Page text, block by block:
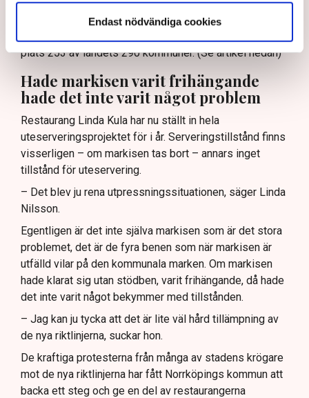
Endast nödvändiga cookies
ser på oss, säger Linda Nilsson och hänvisar till
Svenskt Näringslivs ranking av det lokala
plats 253 av landets 290 kommuner. (Se artikel nedan)
Hade markisen varit frihängande
hade det inte varit något problem
Restaurang Linda Kula har nu ställt in hela
uteserveringsprojektet för i år. Serveringstillstånd finns
visserligen – om markisen tas bort – annars inget
tillstånd för uteservering.
– Det blev ju rena utpressningssituationen, säger Linda
Nilsson.
Egentligen är det inte själva markisen som är det stora
problemet, det är de fyra benen som när markisen är
utfälld vilar på den kommunala marken. Om markisen
hade klarat sig utan stödben, varit frihängande, då hade
det inte varit något bekymmer med tillstånden.
– Jag kan ju tycka att det är lite väl hård tillämpning av
de nya riktlinjerna, suckar hon.
De kraftiga protesterna från många av stadens krögare
mot de nya riktlinjerna har fått Norrköpings kommun att
backa ett steg och ge en del av restaurangerna